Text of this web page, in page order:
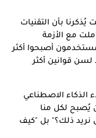
بأن التقنيات
مع الأزمة
أصبحوا أكثر
قوانين أكثر
الذكاء الاصطناعي
يُصبح لكل منا
ذلك؟" بل "كيف